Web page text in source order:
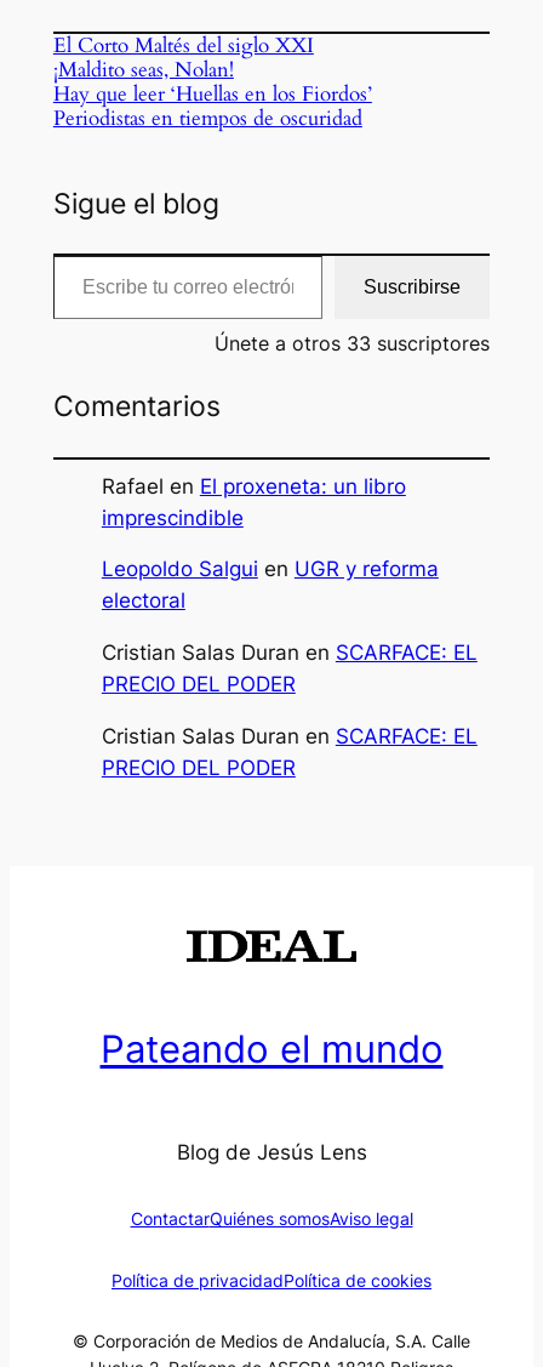
El Corto Maltés del siglo XXI
¡Maldito seas, Nolan!
Hay que leer ‘Huellas en los Fiordos’
Periodistas en tiempos de oscuridad
Sigue el blog
Escribe tu correo electrónico…
Suscribirse
Únete a otros 33 suscriptores
Comentarios
Rafael en El proxeneta: un libro
imprescindible
Leopoldo Salgui en UGR y reforma
electoral
Cristian Salas Duran en SCARFACE: EL
PRECIO DEL PODER
Cristian Salas Duran en SCARFACE: EL
PRECIO DEL PODER
Pateando el mundo
Blog de Jesús Lens
ContactarQuiénes somosAviso legal
Política de privacidadPolítica de cookies
© Corporación de Medios de Andalucía, S.A. Calle